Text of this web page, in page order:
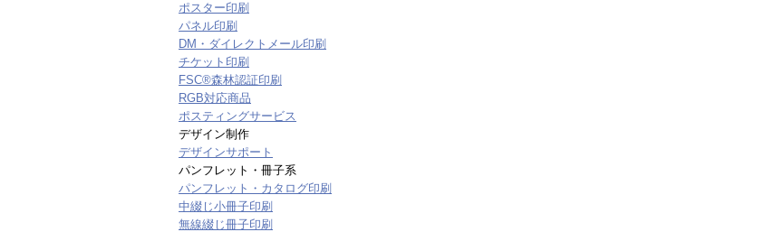
ポスター印刷
パネル印刷
DM・ダイレクトメール印刷
チケット印刷
FSC®森林認証印刷
RGB対応商品
ポスティングサービス
デザイン制作
デザインサポート
パンフレット・冊子系
パンフレット・カタログ印刷
中綴じ小冊子印刷
無線綴じ冊子印刷